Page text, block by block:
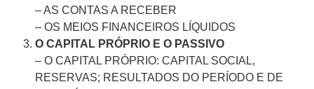
– AS CONTAS A RECEBER
– OS MEIOS FINANCEIROS LÍQUIDOS
O CAPITAL PRÓPRIO E O PASSIVO
– O CAPITAL PRÓPRIO: CAPITAL SOCIAL,
RESERVAS; RESULTADOS DO PERÍODO E DE